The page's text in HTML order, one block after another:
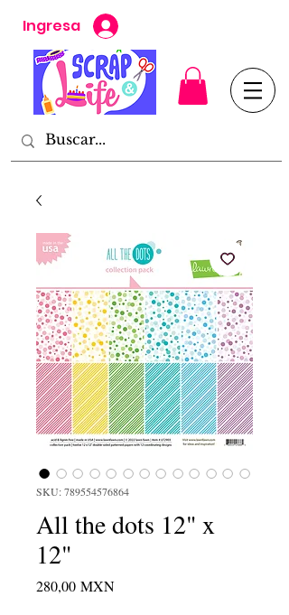
Ingresa
SKU: 789554576864
All the dots 12" x
12"
280,00 MXNPrecio